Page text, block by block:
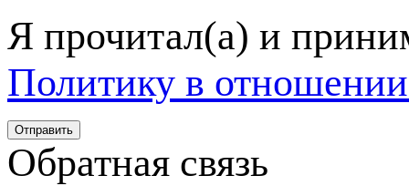
Я прочитал(а) и
Политику в
Обратная связь